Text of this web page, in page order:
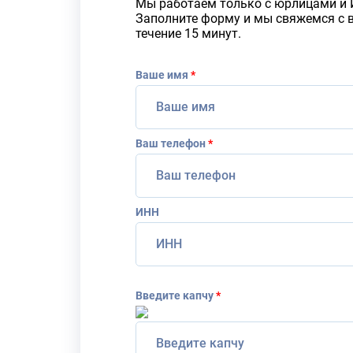
Мы работаем только с юрлицами и
Заполните форму и мы свяжемся с
течение 15 минут.
Ваше имя *
Ваш телефон*
ИНН
Введите капчу*